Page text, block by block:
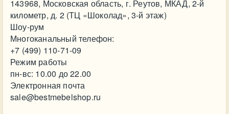
143968, Московская область, г. Реутов, МКАД, 2-й
километр, д. 2 (ТЦ «Шоколад», 3-й этаж)
Шоу-рум
Многоканальный телефон:
+7 (499) 110-71-09
Режим работы
пн-вс: 10.00 до 22.00
Электронная почта
sale@bestmebelshop.ru